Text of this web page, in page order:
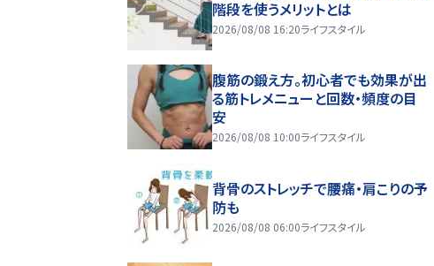
階段を使うメリットとは
2026/08/08 16:20ライフスタイル
腹筋の鍛え方。初心者でも効果が出
る筋トレメニューと回数・頻度の目
安
2026/08/08 10:00ライフスタイル
背骨のストレッチで腰痛・肩こりの予
防も
2026/08/08 06:00ライフスタイル